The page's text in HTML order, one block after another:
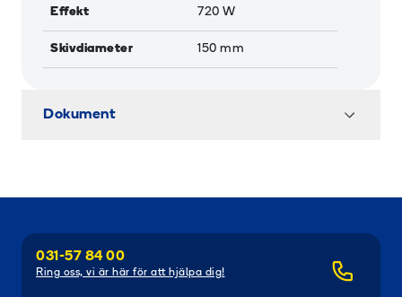
Effekt 720 W
Skivdiameter 150 mm
Dokument
031-57 84 00
Ring oss, vi är här för att hjälpa dig!